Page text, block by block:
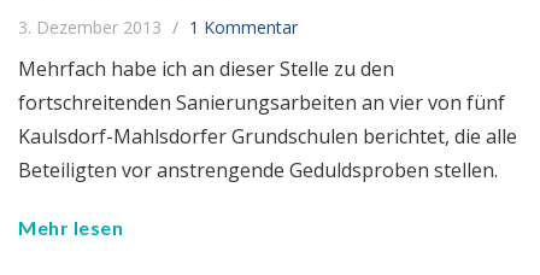
3. Dezember 2013 1 Kommentar
Mehrfach habe ich an dieser Stelle zu den
fortschreitenden Sanierungsarbeiten an vier von fünf
Kaulsdorf-Mahlsdorfer Grundschulen berichtet, die alle
Beteiligten vor anstrengende Geduldsproben stellen.
Mehr lesen